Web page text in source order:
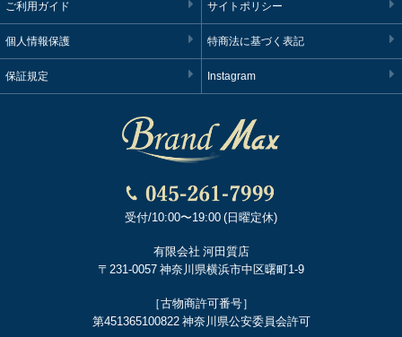
ご利用ガイド サイトポリシー
個人情報保護 特商法に基づく表記
保証規定 Instagram
受付/10:00〜19:00 (日曜定休)
有限会社 河田質店
〒231-0057 神奈川県横浜市中区曙町1-9
［古物商許可番号］
第451365100822 神奈川県公安委員会許可